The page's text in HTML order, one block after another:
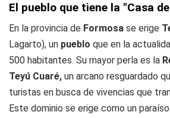
El pueblo que tiene la "Casa
En la provincia de Formosa se erige
Lagarto), un pueblo que en la
500 habitantes. Su mayor perla es la
Teyú Cuaré, un arcano resguardado
turistas en busca de vivencias que
Este dominio se erige como un